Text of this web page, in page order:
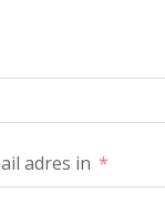
adres in